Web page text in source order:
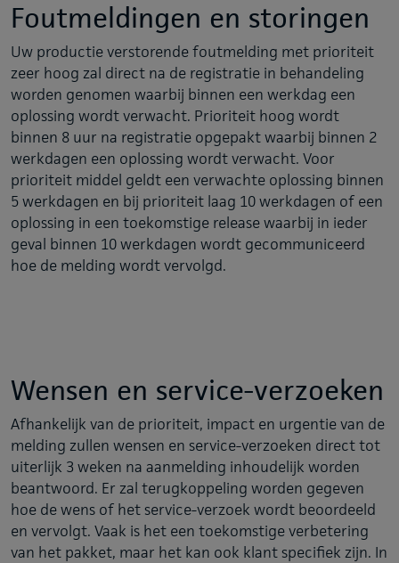
Foutmeldingen en storingen
Uw productie verstorende foutmelding met prioriteit
zeer hoog zal direct na de registratie in behandeling
worden genomen waarbij binnen een werkdag een
oplossing wordt verwacht. Prioriteit hoog wordt
binnen 8 uur na registratie opgepakt waarbij binnen 2
werkdagen een oplossing wordt verwacht. Voor
prioriteit middel geldt een verwachte oplossing binnen
5 werkdagen en bij prioriteit laag 10 werkdagen of een
oplossing in een toekomstige release waarbij in ieder
geval binnen 10 werkdagen wordt gecommuniceerd
hoe de melding wordt vervolgd.
Wensen en service-verzoeken
Afhankelijk van de prioriteit, impact en urgentie van de
melding zullen wensen en service-verzoeken direct tot
uiterlijk 3 weken na aanmelding inhoudelijk worden
beantwoord. Er zal terugkoppeling worden gegeven
hoe de wens of het service-verzoek wordt beoordeeld
en vervolgt. Vaak is het een toekomstige verbetering
van het pakket, maar het kan ook klant specifiek zijn. In